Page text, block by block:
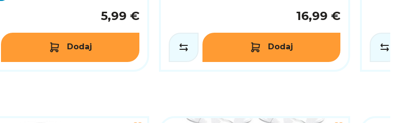
5,99 €
Dodaj
16,99 €
Dodaj